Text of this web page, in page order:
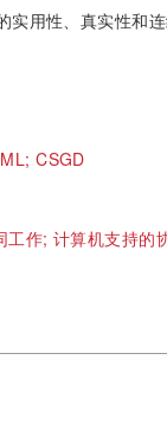
实用性、真实性和连
CSGD
工作;计算机支持的